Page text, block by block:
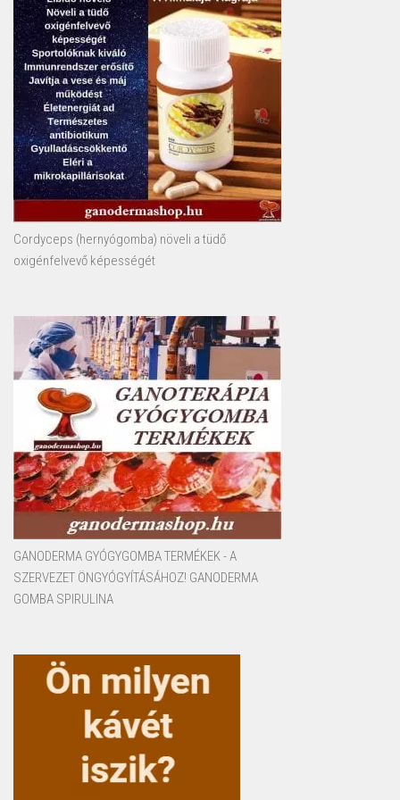
Cordyceps (hernyógomba) növeli a tüdő
oxigénfelvevő képességét
GANODERMA GYÓGYGOMBA TERMÉKEK - A
SZERVEZET ÖNGYÓGYÍTÁSÁHOZ! GANODERMA
GOMBA SPIRULINA